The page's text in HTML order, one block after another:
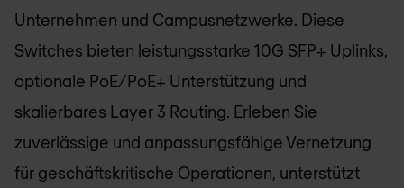
Unternehmen und Campusnetzwerke. Diese
Switches bieten leistungsstarke 10G SFP+ Uplinks,
optionale PoE/PoE+ Unterstützung und
skalierbares Layer 3 Routing. Erleben Sie
zuverlässige und anpassungsfähige Vernetzung
für geschäftskritische Operationen, unterstützt